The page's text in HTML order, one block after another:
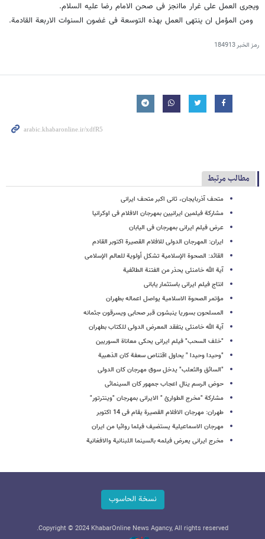
ویجری العمل على غرار ماانجز فی صحن الامام رضا علیه السلام.
ومن المؤمل ان ینتهی العمل بهذه التوسعة فی غضون السنوات الاربعة القادمة.
رمز الخبر184913
مطالب مرتبط
متحف آذربایجان، ثانی اکبر متحف ایرانی
مشارکة فیلمین ایرانیین بمهرجان الافلام فی اوکرانیا
عرض فیلم ایرانی بمهرجان فی الیابان
ایران: المهرجان الدولی للافلام القصیرة اکتوبر القادم
القائد: الصحوة الإسلامیة تشکل أولویة للعالم الإسلامی
آیة الله خامنئی یحذر من الفتنة الطائفیة
انتاج فیلم ایرانی باستثمار یابانی
مؤتمر الصحوة الاسلامیة یواصل اعماله بطهران
المسلحون بسوریا ینبشون قبر صحابی ویسرقون جثمانه
آیة الله خامنئی یتفقد المعرض الدولی للکتاب بطهران
"خلف السحب" فیلم ایرانی یحکی معاناة السوریین
"وحیدا وحیدا " یحاول اقتناص سعفة کان الذهبیة
"السائق والثعلب" یدخل سوق مهرجان کان الدولی
حوض الرسم ینال اعجاب جمهور کان السینمائی
مشارکة "مخرج الطوارئ " الایرانی بمهرجان "وینترتور"
طهران: مهرجان الافلام القصیرة یقام فی 14 اکتوبر
مهرجان الاسماعیلیة یستضیف فیلما روائیا من ایران
مخرج ایرانی یعرض فیلمه بالسینما اللبنانیة والافغانیة
نسخة الحاسوب
Copyright © 2024 KhabarOnline News Agancy, All rights reserved.